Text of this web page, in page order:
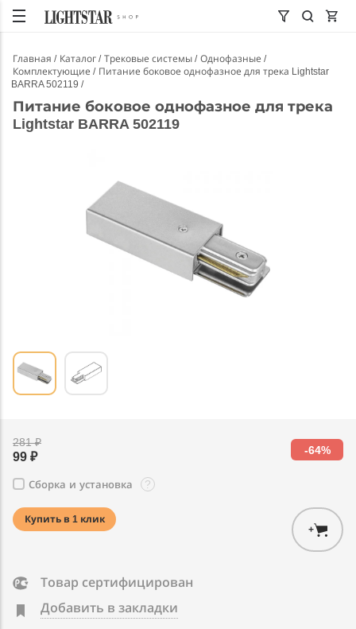
Главная Каталог Трековые системы
Однофазные
Комплектующие
Питание боковое однофазное для трека Lightstar
BARRA 502119
Питание боковое однофазное для трека
Lightstar BARRA 502119
281 ₽
99 ₽
-64%
Сборка и установка ?
+
Купить в 1 клик
Товар сертифицирован
Добавить в закладки